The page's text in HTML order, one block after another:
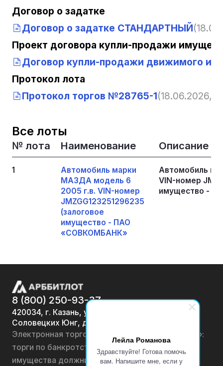
Лейла Романова
Здравствуйте! Готова помочь
вам. Напишите мне, если у
Договор о задатке
Договор о задатке СТАНДАРТНЫЙ
Проект договора купли-продажи
Договор купли-продажи движимого
Протокол лота
Протокол торгов №28765-1(18.06.2026,
Все лоты
№ лота Наименование Описание
1
Автомобиль марки
МАЗДА модель 6
2005 г.в. VIN-номер
JMZGG123251296235
(залоговое
имущество - ПАО
«СОВКОМБАНК»
Автомобиль
VIN-номер
имущество -
8 (800) 250-93-37
420034, г. Казань, ул.
Соловецких Юнг, д. 7
Электронная торговая площадка «АРББИТЛОТ»:
торги по банкротству, лоты по продаже
имущества должников физических лиц и